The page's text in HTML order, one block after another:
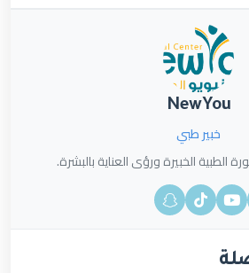
NewYou
خبير طبي
الطبية الخبيرة ورؤى العناية بالبشرة.